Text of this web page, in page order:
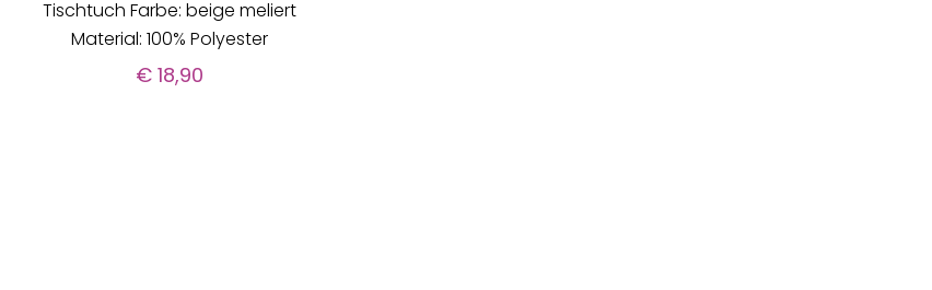
Tischtuch Farbe: beige meliert
Material: 100% Polyester
€18,90